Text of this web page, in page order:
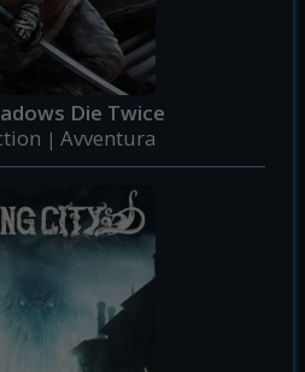
Die Twice
| Avventura